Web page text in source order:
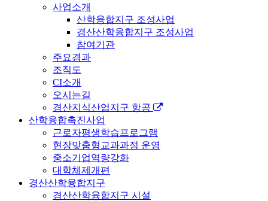
사업소개
산학융합지구 조성사업
경산산학융합지구 조성사업
참여기관
주요경과
조직도
CI소개
오시는길
경산지식산업지구 항공
산학융합촉진사업
근로자평생학습프로그램
현장맞춤형교과과정 운영
중소기업역량강화
대학체제개편
경산산학융합지구
경산산학융합지구 시설